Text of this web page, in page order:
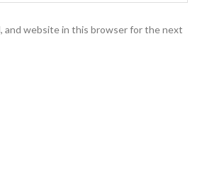
and website in this browser for the next